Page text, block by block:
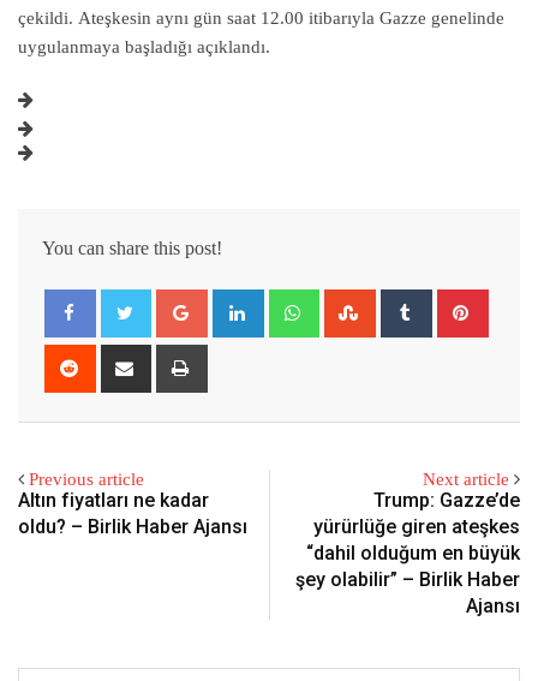
çekildi. Ateşkesin aynı gün saat 12.00 itibarıyla Gazze genelinde
uygulanmaya başladığı açıklandı.
You can share this post!
Email
Previous article
Altın fiyatları ne kadar
oldu? – Birlik Haber Ajansı
Next article
Trump: Gazze’de
yürürlüğe giren ateşkes
“dahil olduğum en büyük
şey olabilir” – Birlik Haber
Ajansı